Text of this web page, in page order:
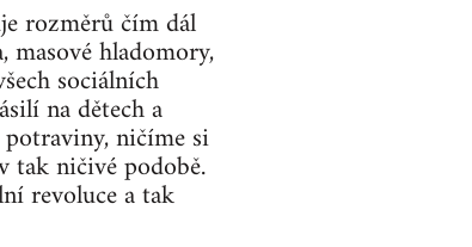
rozměrů čím dál
hladomory,
sociálních
na dětech a
ničíme si
tak ničivé podobě.
revoluce a tak